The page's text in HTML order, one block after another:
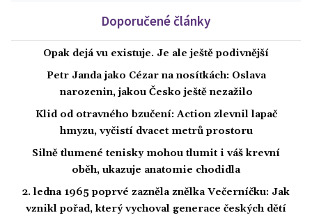
Doporučené články
Opak dejá vu existuje. Je ale ještě podivnější
Petr Janda jako Cézar na nosítkách: Oslava
narozenin, jakou Česko ještě nezažilo
Klid od otravného bzučení: Action zlevnil lapač
hmyzu, vyčistí dvacet metrů prostoru
Silně tlumené tenisky mohou tlumit i váš krevní
oběh, ukazuje anatomie chodidla
2. ledna 1965 poprvé zazněla znělka Večerníčku: Jak
vznikl pořad, který vychoval generace českých dětí